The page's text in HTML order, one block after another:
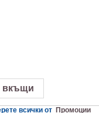
всички от Промоции